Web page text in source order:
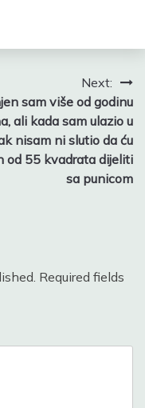
Next:
sam više od godinu
ali kada sam ulazio u
nisam ni slutio da ću
od 55 kvadrata dijeliti
sa punicom
Required fields